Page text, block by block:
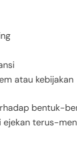
atau kebijakan
bentuk-
terus-